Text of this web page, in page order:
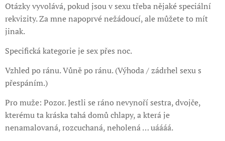
Otázky vyvolává, pokud jsou v sexu třeba nějaké speciální
rekvizity. Za mne napoprvé nežádoucí, ale můžete to mít
jinak.
Specifická kategorie je sex přes noc.
Vzhled po ránu. Vůně po ránu. (Výhoda / zádrhel sexu s
přespáním.)
Pro muže: Pozor. Jestli se ráno nevynoří sestra, dvojče,
kterému ta kráska tahá domů chlapy, a která je
nenamalovaná, rozcuchaná, neholená … uáááá.